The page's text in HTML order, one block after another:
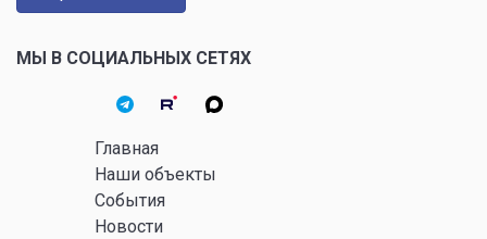
МЫ В СОЦИАЛЬНЫХ СЕТЯХ
Главная
Наши объекты
События
Новости